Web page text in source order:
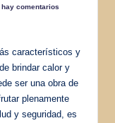
hay comentarios
característicos y
brindar calor y
ser una obra de
plenamente
y seguridad, es